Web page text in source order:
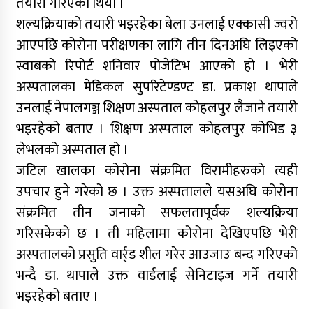
शल्यक्रियाको तयारी भइरहेका बेला उनलाई एक्कासी ज्वरो
आएपछि कोरोना परीक्षणका लागि तीन दिनअघि लिइएको
स्वाबको रिपोर्ट शनिवार पोजेटिभ आएको हो । भेरी
अस्पतालका मेडिकल सुपरिटेण्डण्ट डा. प्रकाश थापाले
उनलाई नेपालगञ्ज शिक्षण अस्पताल कोहलपुर लैजाने तयारी
भइरहेको बताए । शिक्षण अस्पताल कोहलपुर कोभिड ३
लेभलको अस्पताल हो ।
जटिल खालका कोरोना संक्रमित विरामीहरुको त्यही
उपचार हुने गरेको छ । उक्त अस्पतालले यसअघि कोरोना
संक्रमित तीन जनाको सफलतापूर्वक शल्यक्रिया
गरिसकेको छ । ती महिलामा कोरोना देखिएपछि भेरी
अस्पतालको प्रसुति वार्र्ड शील गरेर आउजाउ बन्द गरिएको
भन्दै डा. थापाले उक्त वार्डलाई सेनिटाइज गर्ने तयारी
भइरहेको बताए ।